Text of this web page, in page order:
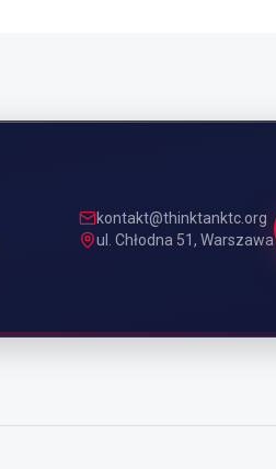
kontakt@thinktanktc.org
ul. Chłodna 51, Warszawa